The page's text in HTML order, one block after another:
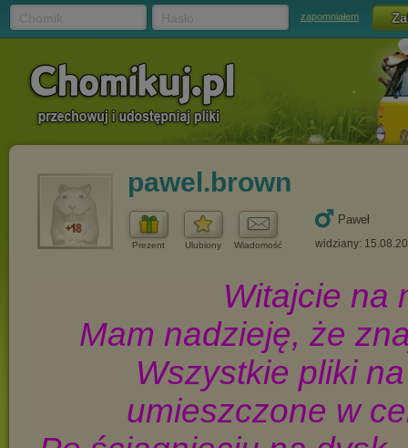
zapomniałem
pawel.brown
Prezent Ulubiony Wiadomość
Paweł
widziany: